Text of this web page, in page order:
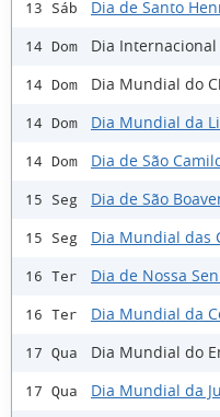
13 Sáb Dia de Santo
14 Dom Dia Internacional
14 Dom Dia Mundial do
14 Dom Dia Mundial da
14 Dom Dia de São
15 Seg Dia de São
15 Seg Dia Mundial das
16 Ter Dia de Nossa
16 Ter Dia Mundial da
17 Qua Dia Mundial do
17 Qua Dia Mundial da